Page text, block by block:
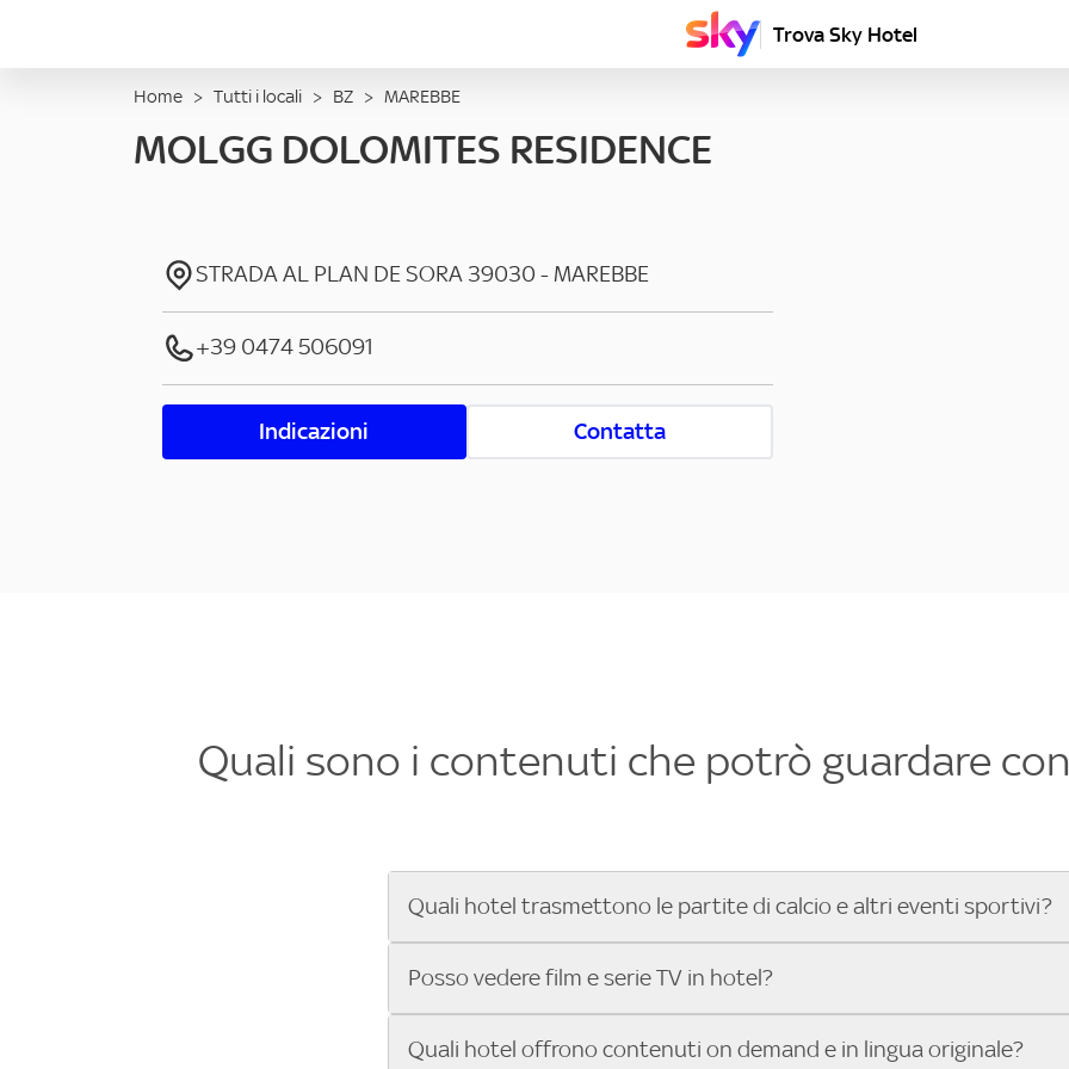
Trova Sky Hotel
Home > Tutti i locali > BZ > MAREBBE
MOLGG DOLOMITES RESIDENCE
STRADA AL PLAN DE SORA 39030 - MAREBBE
+39 0474 506091
Indicazioni Contatta
Quali sono i contenuti che potrò guardare
Quali hotel trasmettono le partite di calcio e altri eventi sportivi?
Se cerchi un hotel dove poter vedere le partite di Serie A, UEFA Champions
che trasmette gli eventi sportivi.
Posso vedere film e serie TV in hotel?
Sì, gli hotel che hanno Sky in camera offrono una vasta selezione di film
Quali hotel offrono contenuti on demand e in lingua originale?